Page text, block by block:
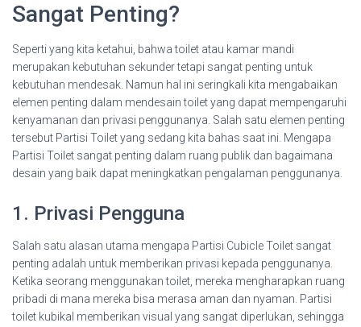
Sangat Penting?
Seperti yang kita ketahui, bahwa toilet atau kamar mandi
merupakan kebutuhan sekunder tetapi sangat penting untuk
kebutuhan mendesak. Namun hal ini seringkali kita mengabaikan
elemen penting dalam mendesain toilet yang dapat mempengaruhi
kenyamanan dan privasi penggunanya. Salah satu elemen penting
tersebut Partisi Toilet yang sedang kita bahas saat ini. Mengapa
Partisi Toilet sangat penting dalam ruang publik dan bagaimana
desain yang baik dapat meningkatkan pengalaman penggunanya.
1. Privasi Pengguna
Salah satu alasan utama mengapa Partisi Cubicle Toilet sangat
penting adalah untuk memberikan privasi kepada penggunanya.
Ketika seorang menggunakan toilet, mereka mengharapkan ruang
pribadi di mana mereka bisa merasa aman dan nyaman. Partisi
toilet kubikal memberikan visual yang sangat diperlukan, sehingga